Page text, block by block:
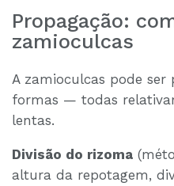
Propagação:
zamioculcas
A zamioculcas pode ser
formas — todas
lentas.
Divisão do rizoma
altura da repotagem,